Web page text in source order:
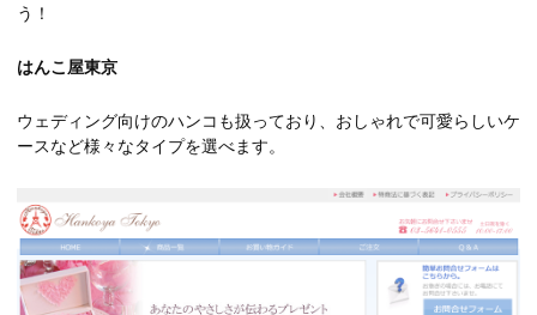
う！
はんこ屋東京
ウェディング向けのハンコも扱っており、おしゃれで可愛らしいケ
ースなど様々なタイプを選べます。